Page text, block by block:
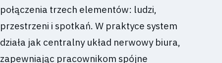
połączenia trzech elementów: ludzi,
przestrzeni i spotkań. W praktyce system
działa jak centralny układ nerwowy biura,
zapewniając pracownikom spójne